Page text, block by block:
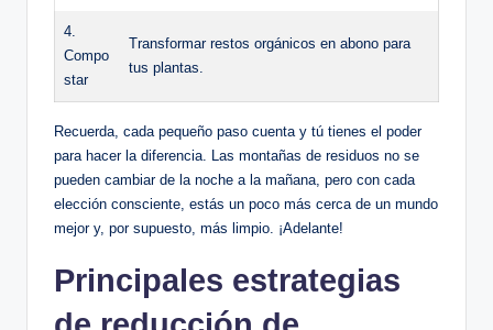
4.
Compo
star
Transformar restos orgánicos en abono para
tus plantas.
Recuerda, cada pequeño paso cuenta y tú tienes el poder
para hacer la diferencia. Las montañas de residuos no se
pueden cambiar de la noche a la mañana, pero con cada
elección consciente, estás un poco más cerca de un mundo
mejor y, por supuesto, más limpio. ¡Adelante!
Principales estrategias